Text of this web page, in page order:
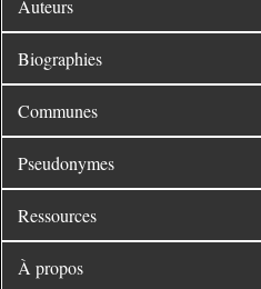
Auteurs
Biographies
Communes
Pseudonymes
Ressources
À propos